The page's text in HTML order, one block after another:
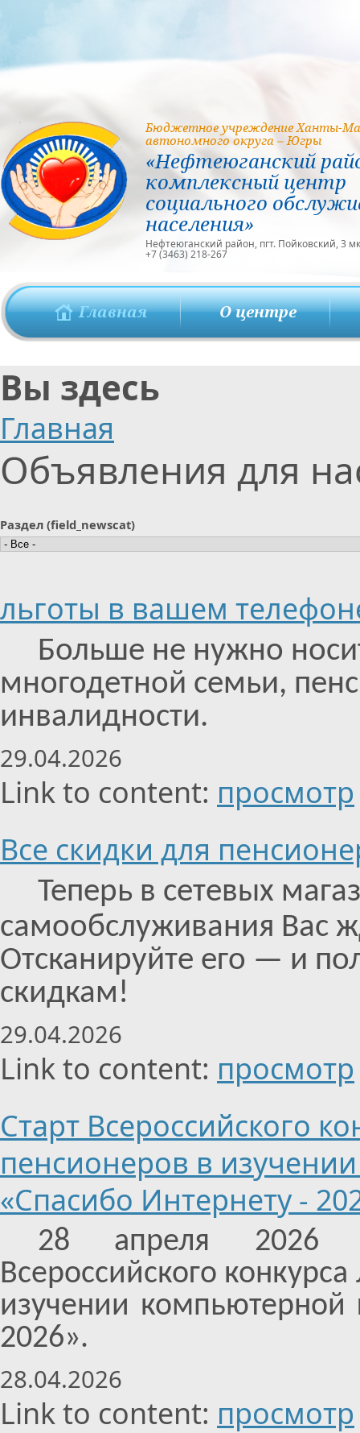
Бюджетное учреждение Ханты-
автономного округа – Югры
«Нефтеюганский
комплексный центр
социального
населения»
Нефтеюганский район, пгт. Пойковский, 3
+7 (3463) 218-267
Главная О центре
Вы здесь
Главная
Объявления для
Раздел (field_newscat)
льготы в вашем
Больше не нужно
многодетной семьи,
инвалидности.
29.04.2026
Link to content: просмотр
Все скидки для
Теперь в сетевых
самообслуживания Вас
Отсканируйте его — и
скидкам!
29.04.2026
Link to content: просмотр
Старт Всероссийского
пенсионеров в
«Спасибо Интернету -
28 апреля 2026
Всероссийского
изучении компьютерной
2026».
28.04.2026
Link to content: просмотр